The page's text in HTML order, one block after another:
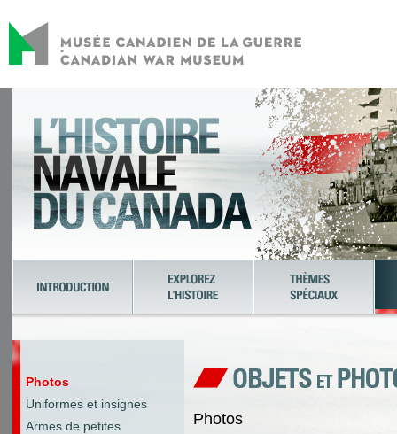
Photos
Uniformes et insignes
Armes de petites
Photos